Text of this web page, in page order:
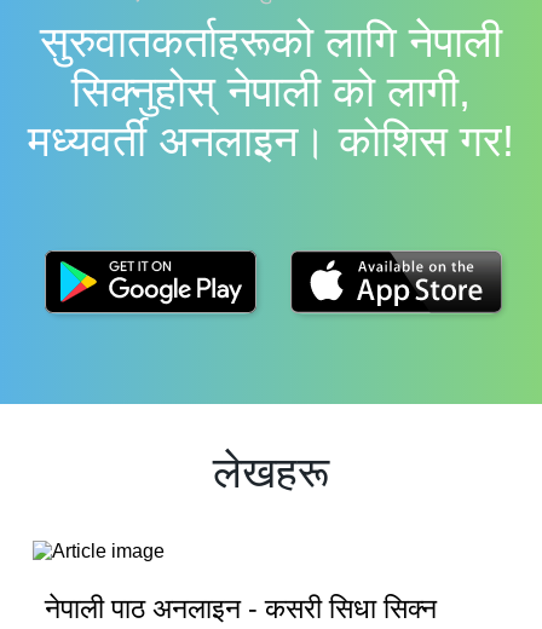
सुरुवातकर्ताहरूको लागि नेपाली
सिक्नुहोस् नेपाली को लागी,
मध्यवर्ती अनलाइन। काेशिस गर!
लेखहरू
नेपाली पाठ अनलाइन - कसरी सिधा सिक्न